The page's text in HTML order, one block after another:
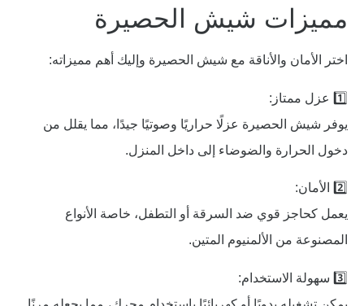
مميزات شيش الحصيرة
اختر الأمان والأناقة مع شيش الحصيرة وإليك أهم مميزاته:
1️⃣ عزل ممتاز:
يوفر شيش الحصيرة عزلًا حراريًا وصوتيًا جيدًا، مما يقلل من
دخول الحرارة والضوضاء إلى داخل المنزل.
2️⃣ الأمان:
يعمل كحاجز قوي ضد السرقة أو التطفل، خاصة الأنواع
المصنوعة من الألمنيوم المتين.
3️⃣ سهولة الاستخدام: